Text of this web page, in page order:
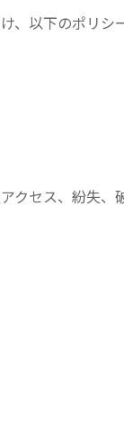
、以下のポリシ
クセス、紛失、